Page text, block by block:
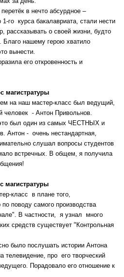
в нечто абсурдное –
го курса бакалавриата, стали нести
рассказывать о своей жизни, будто
нашему герою хватило
вынести.
его откровенность и
магистратуры
на наш мастер-класс был ведущий,
человек - Антон Привольнов.
был один из самых ЧЕСТНЫХ и
Антон - очень нестандартная,
слушал вопросы студентов
встречных. В общем, я получила
магистратуры
класс в плане того,
поводу самого производства
В частности, я узнал много
средств существует "Контрольная
было послушать истории Антона
телевидение, про его творческий
Порадовало его отношение к